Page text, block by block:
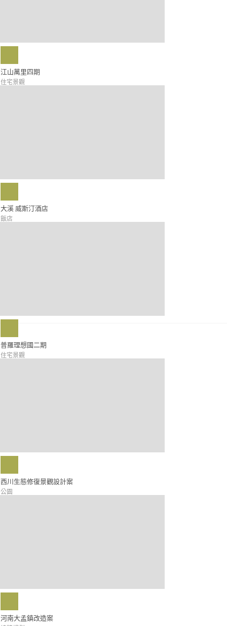
江山萬里四期
住宅景觀
大溪 威斯汀酒店
飯店
普羅理想國二期
住宅景觀
西川生態修復景觀設計案
公園
河南大孟鎮改造案